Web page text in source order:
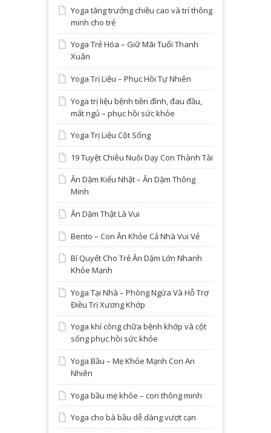
Yoga tăng trưởng chiều cao và trí thông
minh cho trẻ
Yoga Trẻ Hóa – Giữ Mãi Tuổi Thanh
Xuân
Yoga Trị Liệu – Phục Hồi Tự Nhiên
Yoga trị liệu bệnh tiền đình, đau đầu,
mất ngủ – phục hồi sức khỏe
Yoga Trị Liệu Cột Sống
19 Tuyệt Chiêu Nuôi Dạy Con Thành Tài
Ăn Dặm Kiểu Nhật – Ăn Dặm Thông
Minh
Ăn Dặm Thật Là Vui
Bento – Con Ăn Khỏe Cả Nhà Vui Vẻ
Bí Quyết Cho Trẻ Ăn Dặm Lớn Nhanh
Khỏe Mạnh
Yoga Tại Nhà – Phòng Ngừa Và Hỗ Trợ
Điều Trị Xương Khớp
Yoga khí công chữa bệnh khớp và cột
sống phục hồi sức khỏe
Yoga Bầu – Mẹ Khỏe Mạnh Con An
Nhiên
Yoga bầu mẹ khỏe – con thông minh
Yoga cho bà bầu dễ dàng vượt cạn